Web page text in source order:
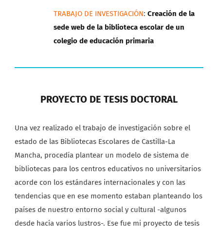
TRABAJO DE INVESTIGACIÓN: Creación de la
sede web de la biblioteca escolar de un
colegio de educación primaria
PROYECTO DE TESIS DOCTORAL
Una vez realizado el trabajo de investigación sobre el
estado de las Bibliotecas Escolares de Castilla-La
Mancha, procedía plantear un modelo de sistema de
bibliotecas para los centros educativos no universitarios
acorde con los estándares internacionales y con las
tendencias que en ese momento estaban planteando los
países de nuestro entorno social y cultural -algunos
desde hacía varios lustros-. Ese fue mi proyecto de tesis